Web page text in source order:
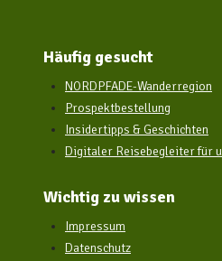
Häufig gesucht
NORDPFADE-Wanderregion
Prospektbestellung
Insidertipps & Geschichten
Digitaler Reisebegleiter für
Wichtig zu wissen
Impressum
Datenschutz